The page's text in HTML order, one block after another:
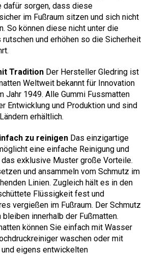
sorgen, dass diese
im Fußraum sitzen und sich nicht
So können diese nicht unter die
und erhöhen so die Sicherheit
Tradition Der Hersteller Gledring ist
Weltweit bekannt für Innovation
Jahr 1949. Alle Gummi Fussmatten
Entwicklung und Produktion und sind
erhältlich.
zu reinigen Das einzigartige
eine einfache Reinigung und
exklusive Muster große Vorteile.
und ansammeln vom Schmutz im
Linien. Zugleich hält es in den
Flüssigkeit fest und
vergießen im Fußraum. Der Schmutz
innerhalb der Fußmatten.
können Sie einfach mit Wasser
waschen oder mit
eigens entwickelten